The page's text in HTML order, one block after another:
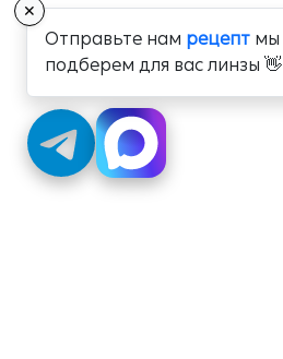
✕
Отправьте нам рецепт мы
подберем для вас линзы 👋